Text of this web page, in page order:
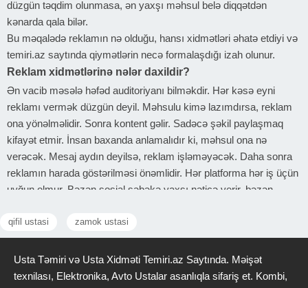
düzgün təqdim olunmasa, ən yaxşı məhsul belə diqqətdən
kənarda qala bilər.
Bu məqalədə reklamın nə olduğu, hansı xidmətləri əhatə etdiyi və
temiri.az saytında qiymətlərin necə formalaşdığı izah olunur.
Reklam xidmətlərinə nələr daxildir?
Ən vacib məsələ həfəd auditoriyanı bilməkdir. Hər kəsə eyni
reklamı vermək düzgün deyil. Məhsulu kimə lazımdırsa, reklam
ona yönəlməlidir. Sonra kontent gəlir. Sadəcə şəkil paylaşmaq
kifayət etmir. İnsan baxanda anlamalıdır ki, məhsul ona nə
verəcək. Mesaj aydın deyilsə, reklam işləməyəcək. Daha sonra
reklamın harada göstərilməsi önəmlidir. Hər platforma hər iş üçün
uyğun olmur. Bəzən sosial şəbəkə yaxşı nəticə verir, bəzən
Bir də idarəetmə məsələsi var. Reklam verib kənara çəkilmək
düzgün deyil. Nəticəyə baxmaq və lazım olanda dəyişiklik etmək
lazımdır. Əks halda reklamdan nəticə gəlmir və problem reklamda
yox, onun düzgün idarə olunmamasında olur.
qifil ustasi zamok ustasi
Usta Təmiri və Usta Xidməti Temiri.az Saytında. Məişət
texnilası, Elektronika, Avto Ustalar asanlıqla sifariş et. Kombi,